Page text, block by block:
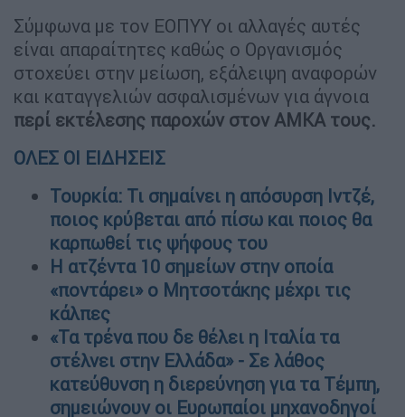
Σύμφωνα με τον ΕΟΠΥΥ οι αλλαγές αυτές
είναι απαραίτητες καθώς ο Οργανισμός
στοχεύει στην μείωση, εξάλειψη αναφορών
και καταγγελιών ασφαλισμένων για άγνοια
περί εκτέλεσης παροχών στον ΑΜΚΑ τους.
ΟΛΕΣ ΟΙ ΕΙΔΗΣΕΙΣ
Τουρκία: Τι σημαίνει η απόσυρση Ιντζέ,
ποιος κρύβεται από πίσω και ποιος θα
καρπωθεί τις ψήφους του
H ατζέντα 10 σημείων στην οποία
«ποντάρει» ο Μητσοτάκης μέχρι τις
κάλπες
«Τα τρένα που δε θέλει η Ιταλία τα
στέλνει στην Ελλάδα» - Σε λάθος
κατεύθυνση η διερεύνηση για τα Τέμπη,
σημειώνουν οι Ευρωπαίοι μηχανοδηγοί